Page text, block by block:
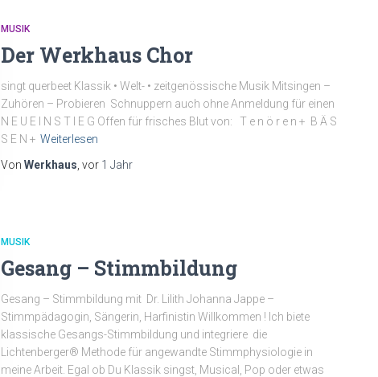
MUSIK
Der Werkhaus Chor
singt querbeet Klassik • Welt- • zeitgenössische Musik Mitsingen –
Zuhören – Probieren Schnuppern auch ohne Anmeldung für einen
N E U E I N S T I E G Offen für frisches Blut von: T e n ö r e n + B Ä S
S E N + Weiterlesen
Von Werkhaus , vor 1 Jahr
MUSIK
Gesang – Stimmbildung
Gesang – Stimmbildung mit Dr. Lilith Johanna Jappe –
Stimmpädagogin, Sängerin, Harfinistin Willkommen ! Ich biete
klassische Gesangs-Stimmbildung und integriere die
Lichtenberger® Methode für angewandte Stimmphysiologie in
meine Arbeit. Egal ob Du Klassik singst, Musical, Pop oder etwas